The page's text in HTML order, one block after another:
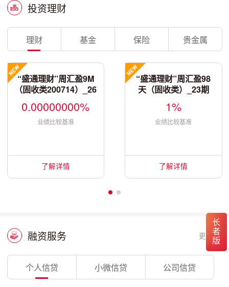
长者版
投资理财
理财 基金 保险 贵金属
“盛通理财”周汇盈9M
（固收类200714）_26
0.00000000%
业绩比较基准
了解详情
“盛通理财”周汇盈98
天（固收类）_23期
1%
业绩比较基准
了解详情
融资服务 更多
个人信贷 小微信贷 公司信贷